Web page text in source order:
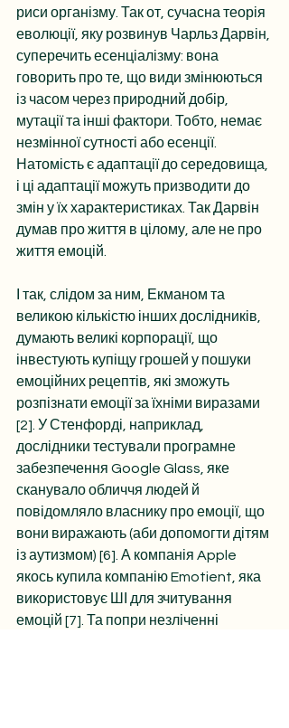
риси організму. Так от, сучасна теорія
еволюції, яку розвинув Чарльз Дарвін,
суперечить есенціалізму: вона
говорить про те, що види змінюються
із часом через природний добір,
мутації та інші фактори. Тобто, немає
незмінної сутності або есенції.
Натомість є адаптації до середовища,
і ці адаптації можуть призводити до
змін у їх характеристиках. Так Дарвін
думав про життя в цілому, але не про
життя емоцій.
І так, слідом за ним, Екманом та
великою кількістю інших дослідників,
думають великі корпорації, що
інвестують купіщу грошей у пошуки
емоційних рецептів, які зможуть
розпізнати емоції за їхніми виразами
[2]. У Стенфорді, наприклад,
дослідники тестували програмне
забезпечення Google Glass, яке
сканувало обличчя людей й
повідомляло власнику про емоції, що
вони виражають (аби допомогти дітям
із аутизмом) [6]. А компанія Apple
якось купила компанію Emotient, яка
використовує ШІ для зчитування
емоцій [7]. Та попри незліченні